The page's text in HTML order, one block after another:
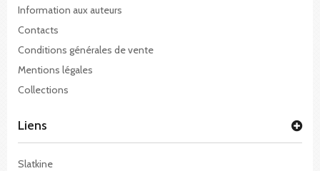
Information aux auteurs
Contacts
Conditions générales de vente
Mentions légales
Collections
Liens
Slatkine